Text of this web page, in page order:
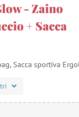
- Zaino
+ Sacca
Sacca sportiva